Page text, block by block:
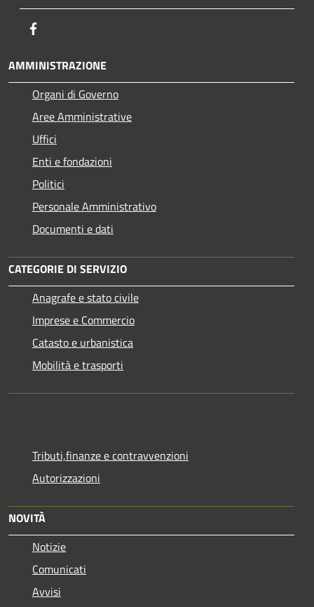
AMMINISTRAZIONE
Organi di Governo
Aree Amministrative
Uffici
Enti e fondazioni
Politici
Personale Amministrativo
Documenti e dati
CATEGORIE DI SERVIZIO
Anagrafe e stato civile
Imprese e Commercio
Catasto e urbanistica
Mobilità e trasporti
Tributi,finanze e contravvenzioni
Autorizzazioni
NOVITÀ
Notizie
Comunicati
Avvisi